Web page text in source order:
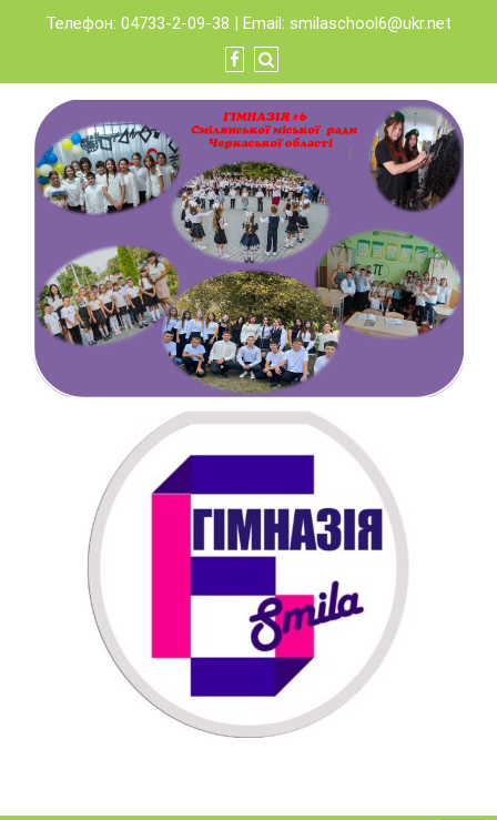
content
Телефон: 04733-2-09-38 | Email: smilaschool6@ukr.net